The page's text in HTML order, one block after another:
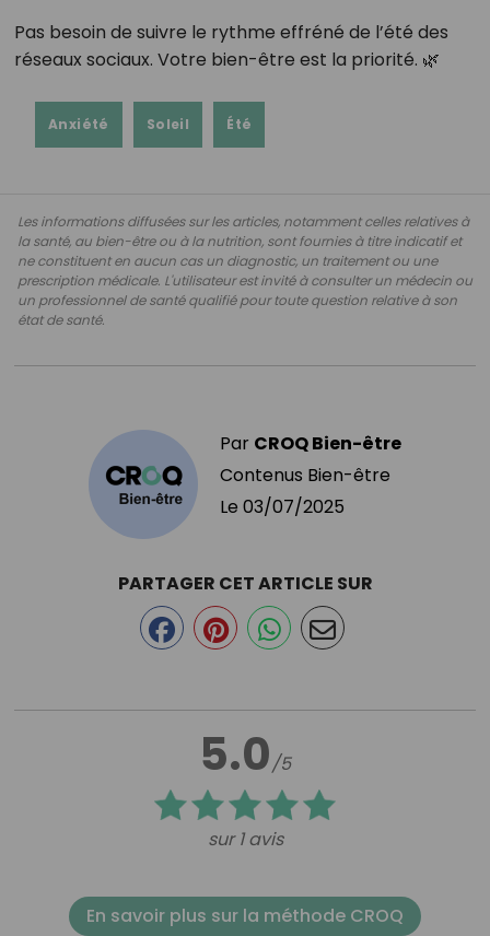
Pas besoin de suivre le rythme effréné de l’été des
réseaux sociaux. Votre bien-être est la priorité. 🌿
Anxiété Soleil Été
Les informations diffusées sur les articles, notamment celles relatives à
la santé, au bien-être ou à la nutrition, sont fournies à titre indicatif et
ne constituent en aucun cas un diagnostic, un traitement ou une
prescription médicale. L'utilisateur est invité à consulter un médecin ou
un professionnel de santé qualifié pour toute question relative à son
état de santé.
Par CROQ Bien-être
Contenus Bien-être
Le 03/07/2025
5.0/5
sur 1 avis
PARTAGER CET ARTICLE SUR
En savoir plus sur la méthode CROQ